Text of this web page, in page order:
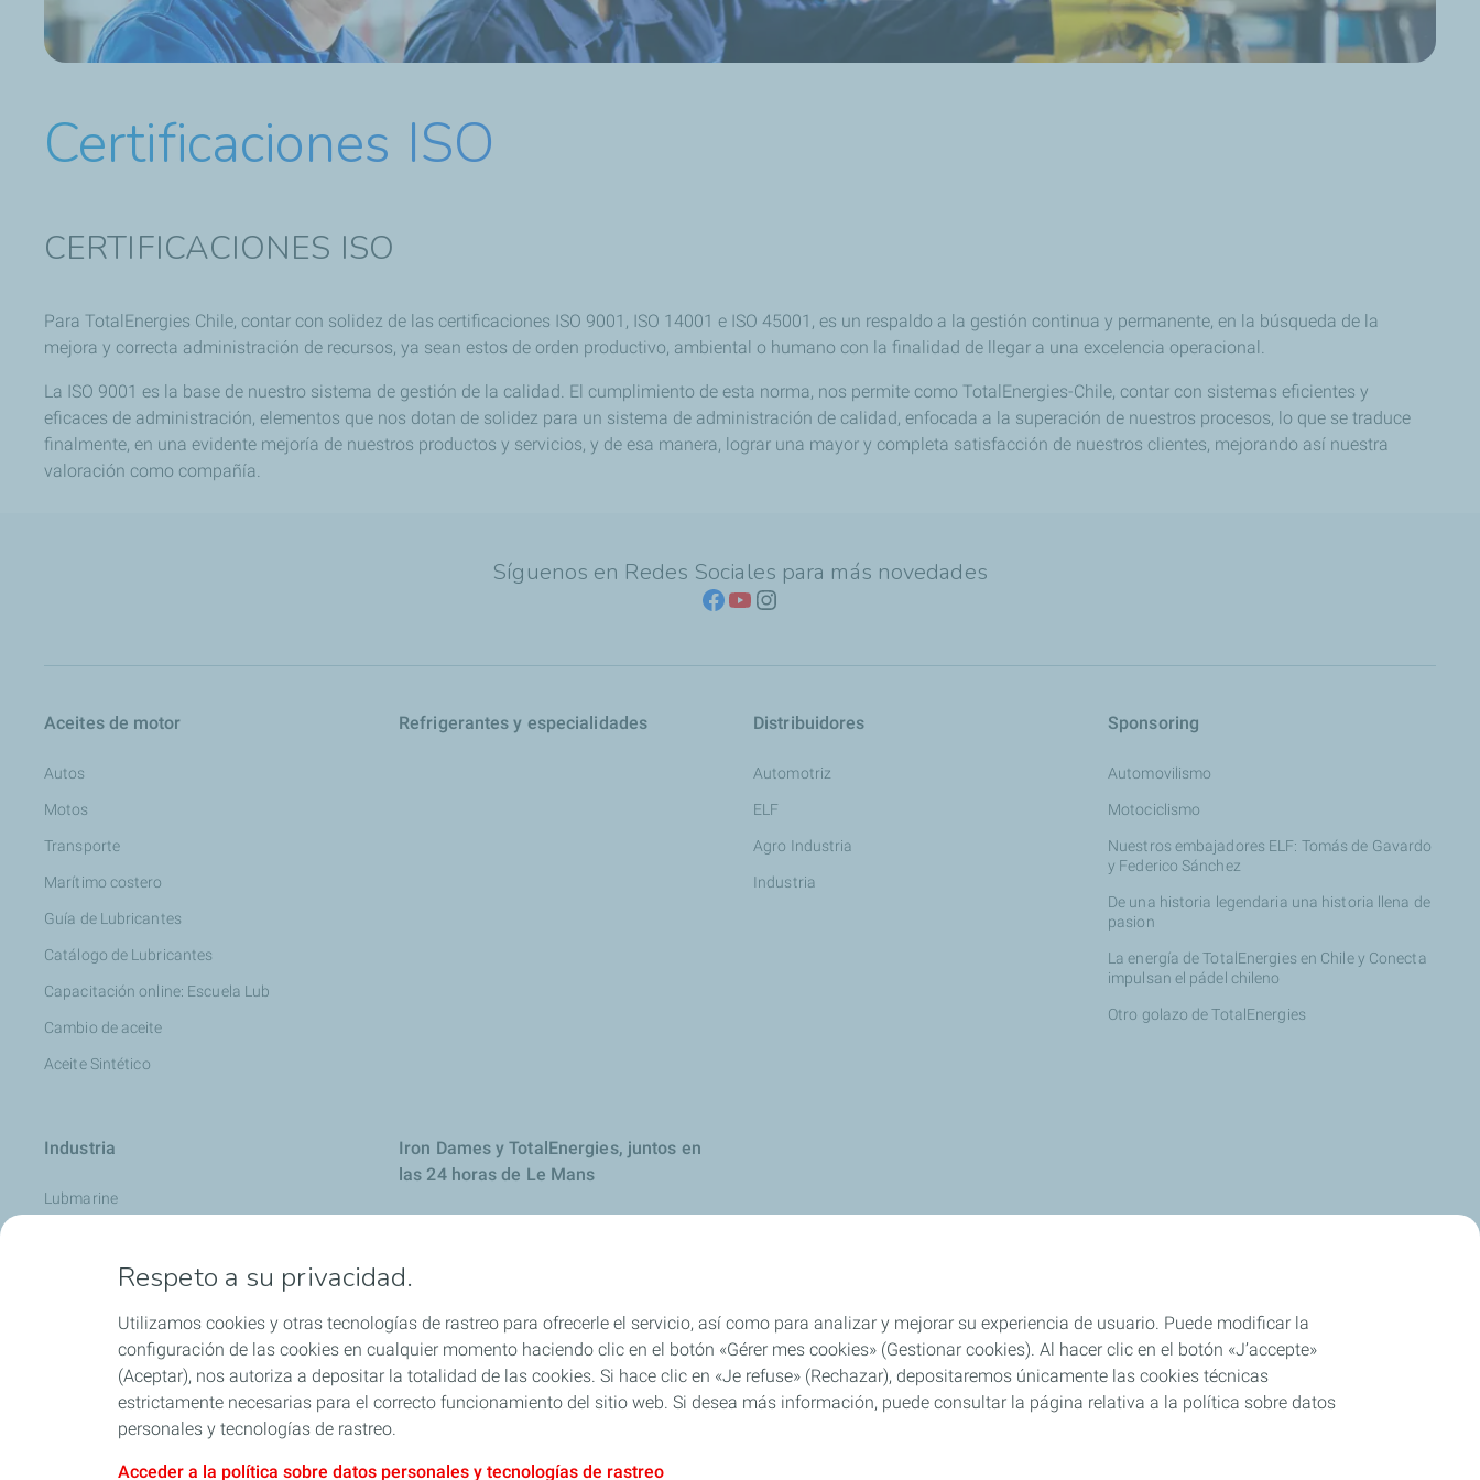
Certificaciones ISO
CERTIFICACIONES ISO
Para TotalEnergies Chile, contar con solidez de las certificaciones ISO 9001, ISO 14001 e ISO 45001, es un respaldo a la gestión continua y permanente, en la búsqueda de la
mejora y correcta administración de recursos, ya sean estos de orden productivo, ambiental o humano con la finalidad de llegar a una excelencia operacional.
La ISO 9001 es la base de nuestro sistema de gestión de la calidad. El cumplimiento de esta norma, nos permite como TotalEnergies-Chile, contar con sistemas eficientes y
eficaces de administración, elementos que nos dotan de solidez para un sistema de administración de calidad, enfocada a la superación de nuestros procesos, lo que se traduce
finalmente, en una evidente mejoría de nuestros productos y servicios, y de esa manera, lograr una mayor y completa satisfacción de nuestros clientes, mejorando así nuestra
valoración como compañía.
Síguenos en Redes Sociales para más novedades
Aceites de motor
Autos
Motos
Transporte
Marítimo costero
Guía de Lubricantes
Catálogo de Lubricantes
Capacitación online: Escuela Lub
Cambio de aceite
Aceite Sintético
Refrigerantes y especialidades Distribuidores
Automotriz
ELF
Agro Industria
Industria
Sponsoring
Automovilismo
Motociclismo
Nuestros embajadores ELF: Tomás de Gavardo
y Federico Sánchez
De una historia legendaria una historia llena de
pasion
La energía de TotalEnergies en Chile y Conecta
impulsan el pádel chileno
Otro golazo de TotalEnergies
Industria
Lubmarine
Contáctenos
Iron Dames y TotalEnergies, juntos en
las 24 horas de Le Mans
Respeto a su privacidad.
Utilizamos cookies y otras tecnologías de rastreo para ofrecerle el servicio, así como para analizar y mejorar su experiencia de usuario. Puede modificar la
configuración de las cookies en cualquier momento haciendo clic en el botón «Gérer mes cookies» (Gestionar cookies). Al hacer clic en el botón «J’accepte»
(Aceptar), nos autoriza a depositar la totalidad de las cookies. Si hace clic en «Je refuse» (Rechazar), depositaremos únicamente las cookies técnicas
estrictamente necesarias para el correcto funcionamiento del sitio web. Si desea más información, puede consultar la página relativa a la política sobre datos
personales y tecnologías de rastreo.
Acceder a la política sobre datos personales y tecnologías de rastreo